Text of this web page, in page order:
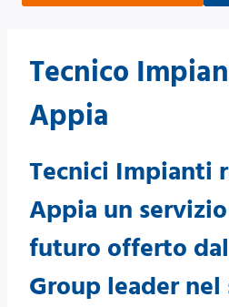
Tecnico
Appia
Tecnici Impianti
Appia un
futuro offerto
Group leader